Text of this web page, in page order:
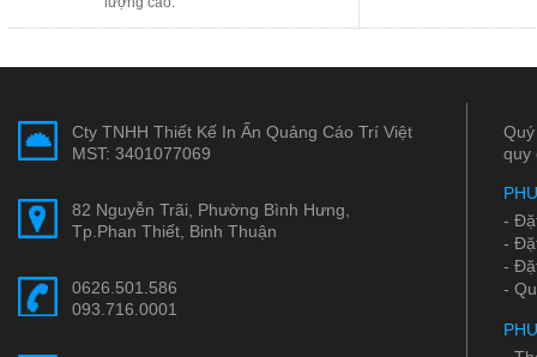
Cty TNHH Thiết Kế In Ấn Quảng Cáo Trí Việt
MST: 3401077069
82 Nguyễn Trãi, Phường Bình Hưng,
Tp.Phan Thiết, Binh Thuận
0626.501.586
093.716.0001
quy
-
-
-
-